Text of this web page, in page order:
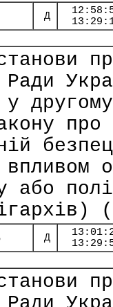
Д
Ради
у
про
впливом
або
Д